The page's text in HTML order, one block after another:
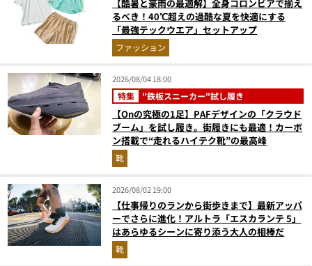
【酷暑と豪雨の最適解】全身コロンビアで揃え
るべき！40℃超えの過酷な夏を快適にする
「最強テックウエア」セットアップ
ファッション
2026/08/04 18:00
特集 "鉄板スニーカー"試し履き
【Onの究極の1足】PAFデザインの「クラウド
ブーム」を試し履き。街履きにも最適！カーボ
ン搭載で“走れるハイテク靴”の最高峰
靴
2026/08/02 19:00
【仕事帰りのランから街歩きまで】最新アッパ
ーでさらに進化！アルトラ「エスカランテ 5」
はあらゆるシーンに寄り添う大人の相棒だ
靴